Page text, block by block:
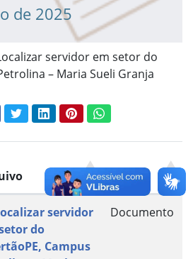
de 2025
servidor em setor do
– Maria Sueli Granja
conteúdo:
TwitterLinkedInPinterestWhatsApp
Grupo
servidor
do
Campus
Documento